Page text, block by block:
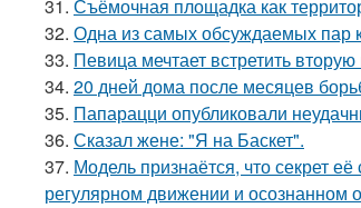
31. Съёмочная площадка как
32. Одна из самых обсуждаемых пар
33. Певица мечтает встретить
34. 20 дней дома после месяцев
35. Папарацци опубликовали
36. Сказал жене: "Я на Баскет".
37. Модель признаётся, что секрет
регулярном движении и осознанном